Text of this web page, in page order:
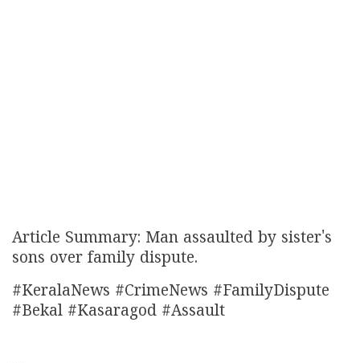
Article Summary: Man assaulted by sister's
sons over family dispute.
#KeralaNews #CrimeNews #FamilyDispute
#Bekal #Kasaragod #Assault